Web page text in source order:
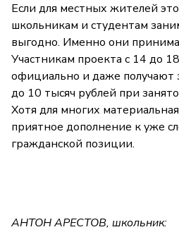
Если для местных жителей
школьникам и студентам
выгодно. Именно они
Участникам проекта с 14 до
официально и даже получают
до 10 тысяч рублей при
Хотя для многих
приятное дополнение к уже
гражданской позиции.
АНТОН АРЕСТОВ, школьник: